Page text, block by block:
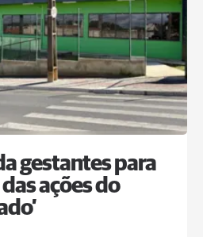
gestantes para
ações do